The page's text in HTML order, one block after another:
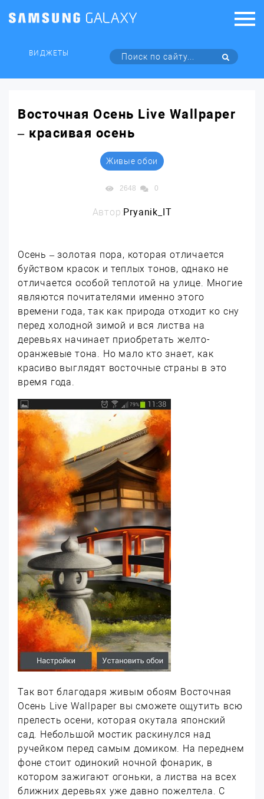
ВИДЖЕТЫ
Восточная Осень Live Wallpaper
– красивая осень
Живые обои
2648 0
Автор:Pryanik_IT
Осень – золотая пора, которая отличается
буйством красок и теплых тонов, однако не
отличается особой теплотой на улице. Многие
являются почитателями именно этого
времени года, так как природа отходит ко сну
перед холодной зимой и вся листва на
деревьях начинает приобретать желто-
оранжевые тона. Но мало кто знает, как
красиво выглядят восточные страны в это
время года.
Так вот благодаря живым обоям Восточная
Осень Live Wallpaper вы сможете ощутить всю
прелесть осени, которая окутала японский
сад. Небольшой мостик раскинулся над
ручейком перед самым домиком. На переднем
фоне стоит одинокий ночной фонарик, в
котором зажигают огоньки, а листва на всех
ближних деревьях уже давно пожелтела. С